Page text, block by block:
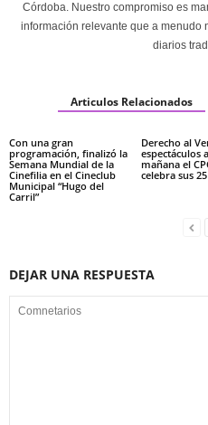
Córdoba. Nuestro compromiso es
información relevante que a menudo
diarios
Articulos Relacionados
Con una gran
programación, finalizó la
Semana Mundial de la
Cinefilia en el Cineclub
Municipal “Hugo del
Carril”
Derecho al
espectáculos
mañana el
celebra sus
DEJAR UNA RESPUESTA